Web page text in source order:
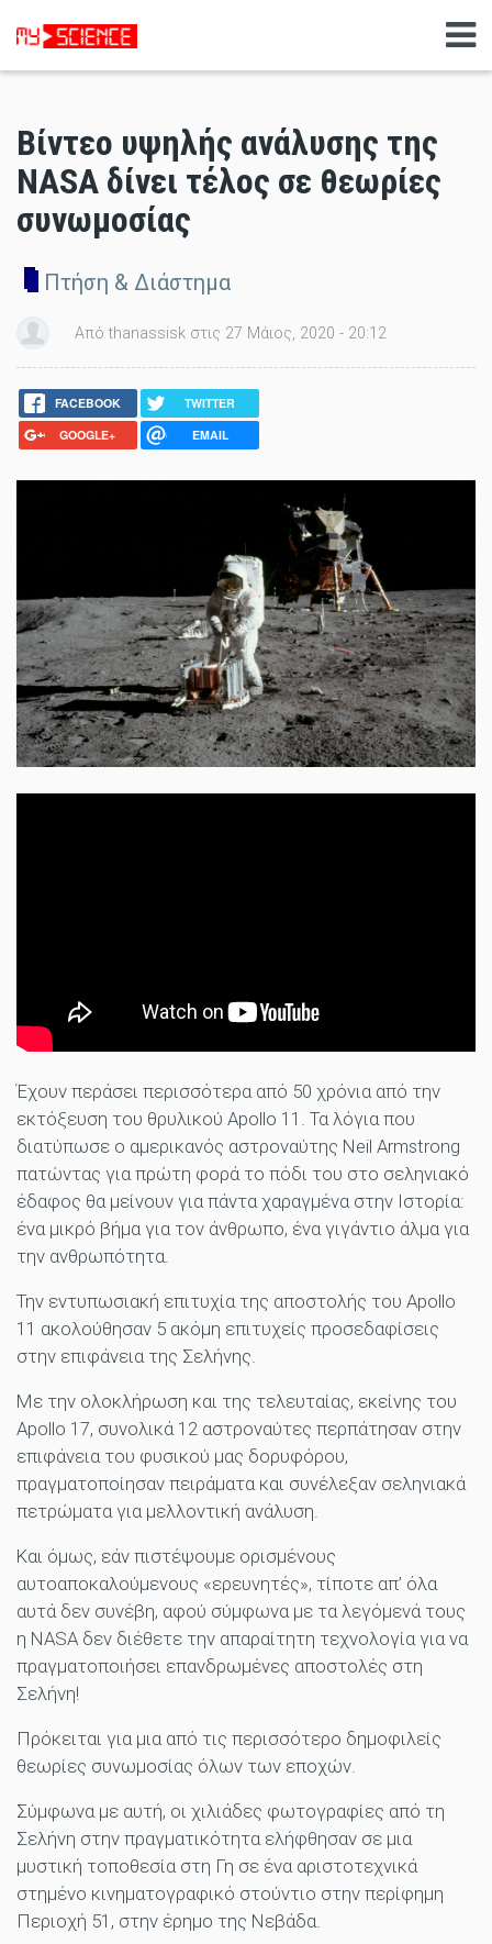
Βίντεο υψηλής ανάλυσης της
NASA δίνει τέλος σε θεωρίες
συνωμοσίας
Πτήση & Διάστημα
Από thanassisk στις 27 Μάιος, 2020 - 20:12
FACEBOOK
TWITTER
GOOGLE+
EMAIL
Έχουν περάσει περισσότερα από 50 χρόνια από την
εκτόξευση του θρυλικού Apollo 11. Τα λόγια που
διατύπωσε ο αμερικανός αστροναύτης Neil Armstrong
πατώντας για πρώτη φορά το πόδι του στο σεληνιακό
έδαφος θα μείνουν για πάντα χαραγμένα στην Ιστορία:
ένα μικρό βήμα για τον άνθρωπο, ένα γιγάντιο άλμα για
την ανθρωπότητα.
Την εντυπωσιακή επιτυχία της αποστολής του Apollo
11 ακολούθησαν 5 ακόμη επιτυχείς προσεδαφίσεις
στην επιφάνεια της Σελήνης.
Με την ολοκλήρωση και της τελευταίας, εκείνης του
Apollo 17, συνολικά 12 αστροναύτες περπάτησαν στην
επιφάνεια του φυσικού μας δορυφόρου,
πραγματοποίησαν πειράματα και συνέλεξαν σεληνιακά
πετρώματα για μελλοντική ανάλυση.
Και όμως, εάν πιστέψουμε ορισμένους
αυτοαποκαλούμενους «ερευνητές», τίποτε απ’ όλα
αυτά δεν συνέβη, αφού σύμφωνα με τα λεγόμενά τους
η NASA δεν διέθετε την απαραίτητη τεχνολογία για να
πραγματοποιήσει επανδρωμένες αποστολές στη
Σελήνη!
Πρόκειται για μια από τις περισσότερο δημοφιλείς
θεωρίες συνωμοσίας όλων των εποχών.
Σύμφωνα με αυτή, οι χιλιάδες φωτογραφίες από τη
Σελήνη στην πραγματικότητα ελήφθησαν σε μια
μυστική τοποθεσία στη Γη σε ένα αριστοτεχνικά
στημένο κινηματογραφικό στούντιο στην περίφημη
Περιοχή 51, στην έρημο της Νεβάδα.